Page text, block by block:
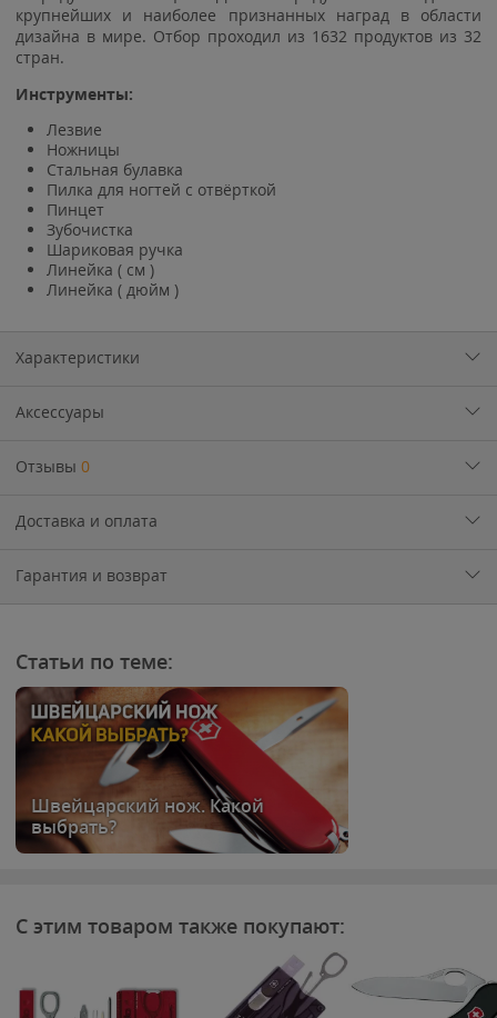
крупнейших и наиболее признанных наград в области
дизайна в мире. Отбор проходил из 1632 продуктов из 32
стран.
Инструменты:
Лезвие
Ножницы
Стальная булавка
Пилка для ногтей с отвёрткой
Пинцет
Зубочистка
Шариковая ручка
Линейка ( см )
Линейка ( дюйм )
Характеристики
Аксессуары
Отзывы 0
Доставка и оплата
Гарантия и возврат
Статьи по теме:
Швейцарский нож. Какой
выбрать?
С этим товаром также покупают: